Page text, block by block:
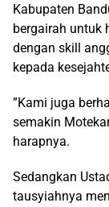
Kabupaten
bergairah untuk
dengan skill
kepada
”Kami juga
semakin
harapnya.
Sedangkan
tausyiahnya